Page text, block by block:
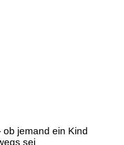
jemand ein Kind
sei